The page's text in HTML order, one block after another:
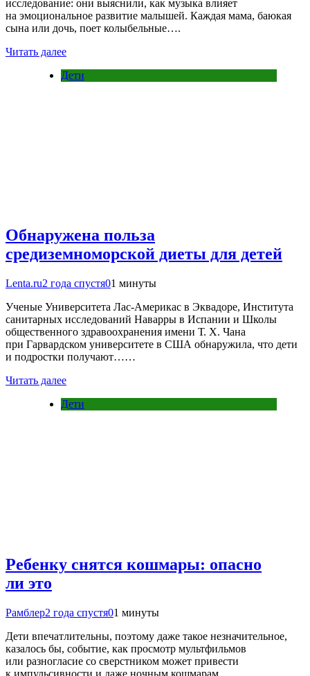
исследование: они выяснили, как музыка влияет
на эмоциональное развитие малышей. Каждая мама, баюкая
сына или дочь, поет колыбельные….
Читать далее
Дети
Обнаружена польза
средиземноморской диеты для детей
Lenta.ru2 года спустя01 минуты
Ученые Университета Лас-Америкас в Эквадоре, Института
санитарных исследований Наварры в Испании и Школы
общественного здравоохранения имени Т. Х. Чана
при Гарвардском университете в США обнаружила, что дети
и подростки получают……
Читать далее
Дети
Ребенку снятся кошмары: опасно
ли это
Рамблер2 года спустя01 минуты
Дети впечатлительны, поэтому даже такое незначительное,
казалось бы, событие, как просмотр мультфильмов
или разногласие со сверстником может привести
к импульсивности и даже ночным кошмарам….